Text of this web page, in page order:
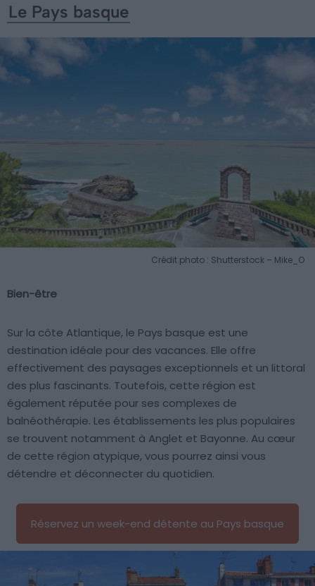
Le Pays basque
Crédit photo : Shutterstock – Mike_O
Bien-être
Sur la côte Atlantique, le Pays basque est une
destination idéale pour des vacances. Elle offre
effectivement des paysages exceptionnels et un littoral
des plus fascinants. Toutefois, cette région est
également réputée pour ses complexes de
balnéothérapie. Les établissements les plus populaires
se trouvent notamment à Anglet et Bayonne. Au cœur
de cette région atypique, vous pourrez ainsi vous
détendre et déconnecter du quotidien.
Réservez un week-end détente au Pays basque